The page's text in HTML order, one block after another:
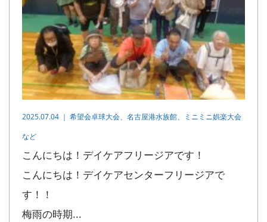
2025.07.04 ｜ 希望会卓球大会、名古屋港水族館、ミニミニ娯楽大会
など
こんにちは！デイケアフリージアです！
こんにちは！デイケアセンターフリージアで
す！！
梅雨の時期...